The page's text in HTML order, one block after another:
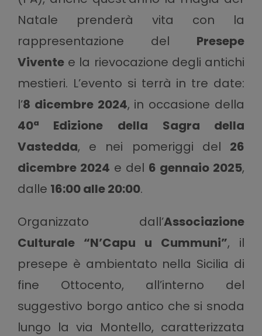
Natale prenderà vita con la
rappresentazione del Presepe
Viventee la rievocazione degli antichi
mestieri. L’evento si terrà in tre date:
l’8 dicembre 2024, in occasione della
40ª Edizione della Sagra della
Vastedda, e nei pomeriggi del 26
dicembre 2024 e del 6 gennaio 2025,
dalle 16:00 alle 20:00.
Organizzato dall’Associazione
Culturale “N’Capu u Cummuni”, il
presepe è ambientato nella Sicilia di
fine Ottocento, all’interno del
suggestivo borgo antico che si snoda
lungo la via Montello, caratterizzata